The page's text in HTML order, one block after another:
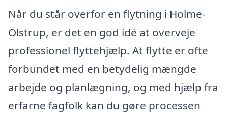
Når du står overfor en flytning i Holme-
Olstrup, er det en god idé at overveje
professionel flyttehjælp. At flytte er ofte
forbundet med en betydelig mængde
arbejde og planlægning, og med hjælp fra
erfarne fagfolk kan du gøre processen